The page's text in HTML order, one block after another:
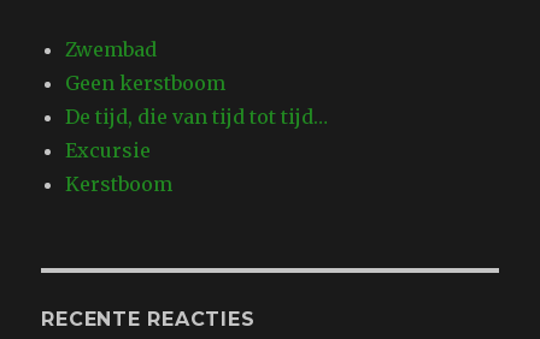
Zwembad
Geen kerstboom
De tijd, die van tijd tot tijd…
Excursie
Kerstboom
RECENTE REACTIES